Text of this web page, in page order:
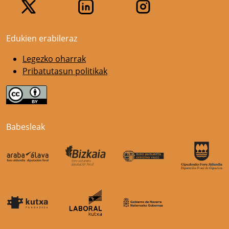
Edukien erabileraz
Legezko oharrak
Pribatutasun politikak
Babesleak